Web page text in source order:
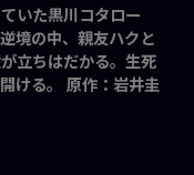
いた黒川コタロー
境の中、親友ハクと
立ちはだかる。生死
ける。 原作：岩井圭